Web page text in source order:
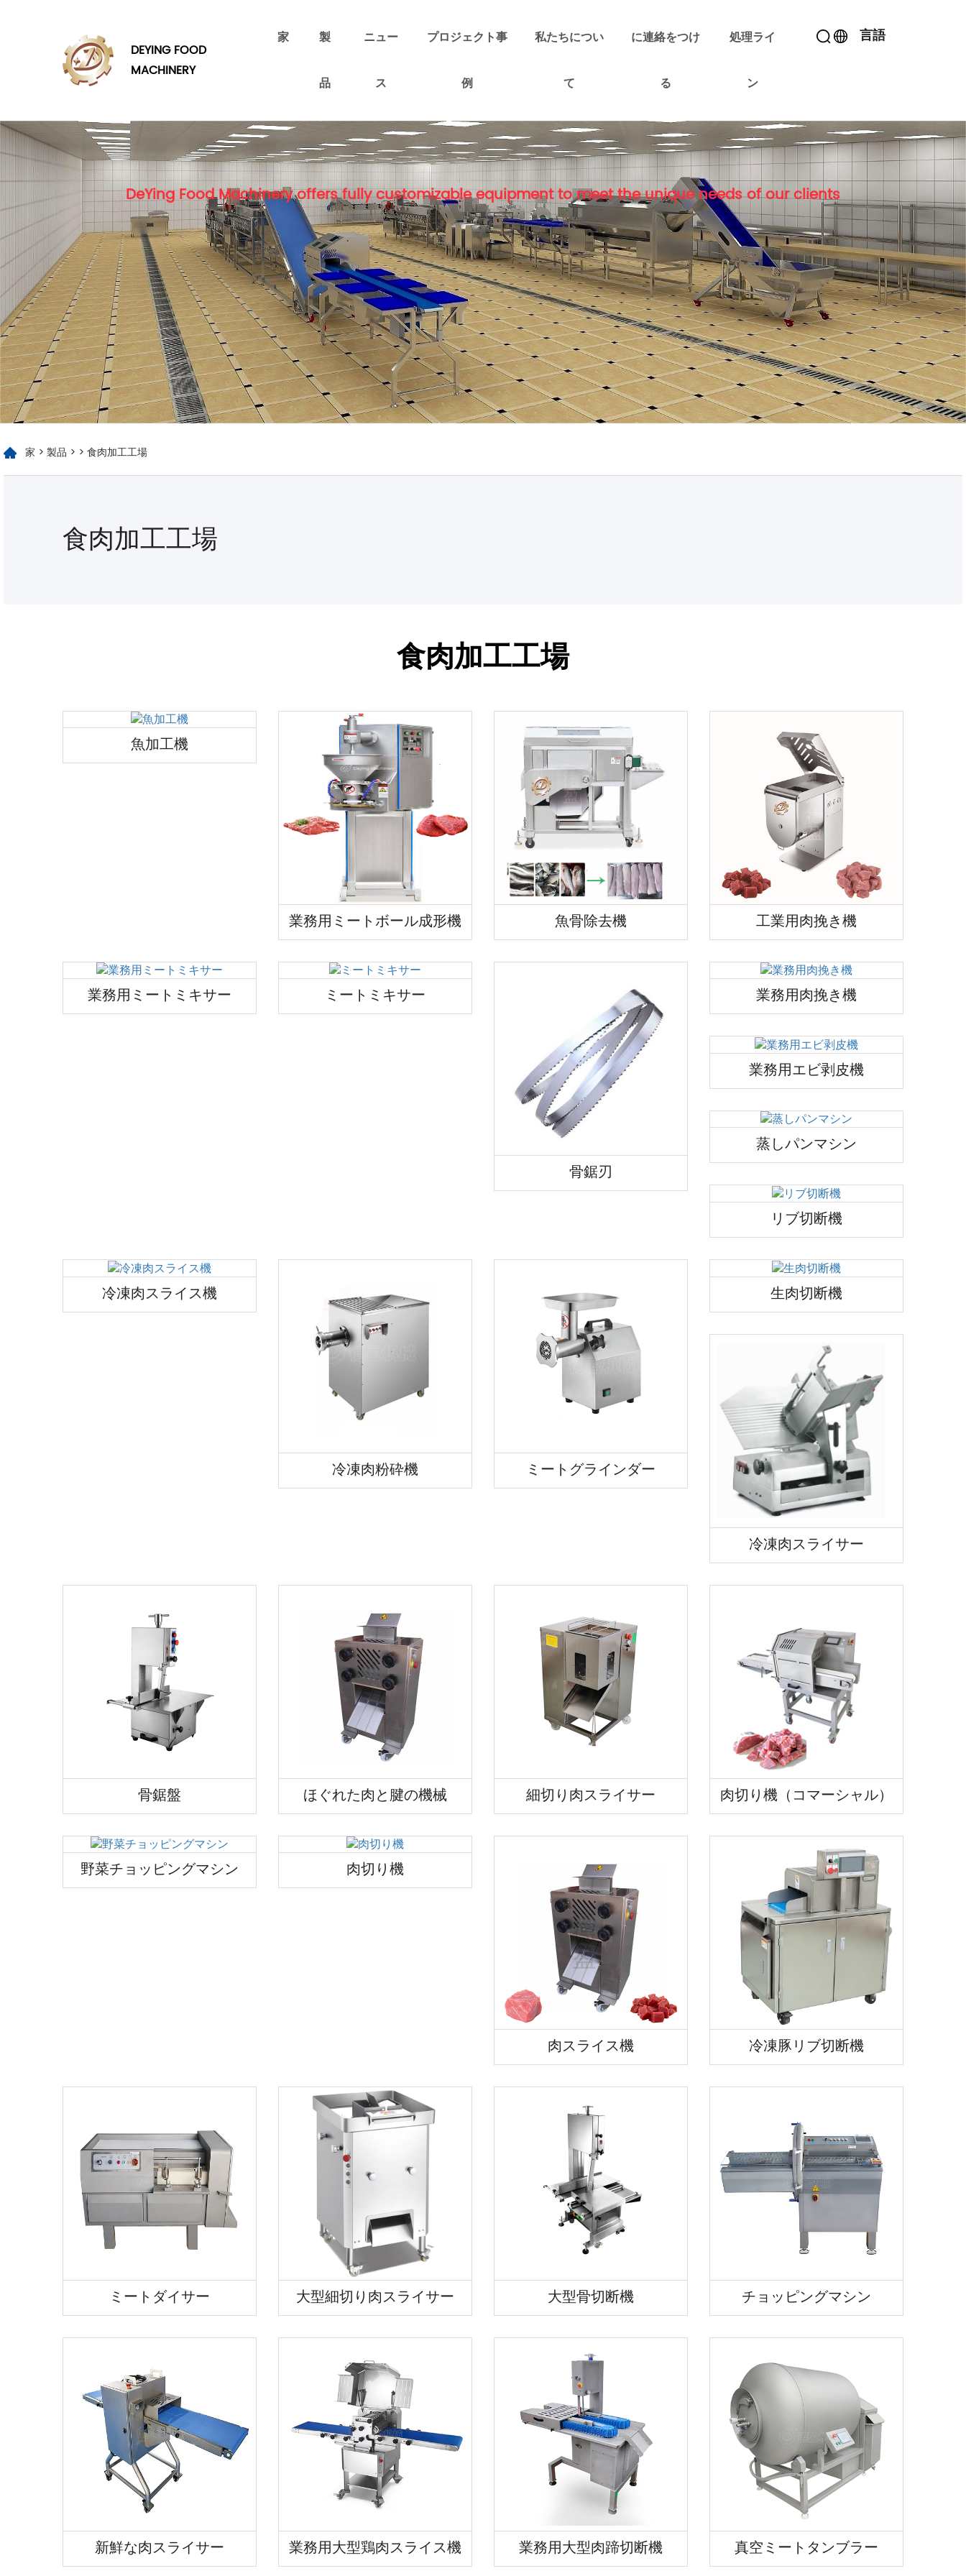
DEYING FOOD
MACHINERY
家 製
品
ニュー
ス
プロジェクト事
例
私たちについ
て
に連絡をつけ
る
処理ライ
ン
言語
DeYing Food Machinery offers fully customizable equipment to meet the unique needs of our clients
家 > 製品 > > 食肉加工工場
食肉加工工場
食肉加工工場
魚加工機
業務用ミートボール成形機 魚骨除去機 工業用肉挽き機
業務用ミートミキサー ミートミキサー
骨鋸刃
業務用肉挽き機
業務用エビ剥皮機
蒸しパンマシン
リブ切断機
冷凍肉スライス機
冷凍肉粉砕機 ミートグラインダー
生肉切断機
冷凍肉スライサー
骨鋸盤 ほぐれた肉と腱の機械 細切り肉スライサー 肉切り機（コマーシャル）
野菜チョッピングマシン 肉切り機
肉スライス機 冷凍豚リブ切断機
ミートダイサー 大型細切り肉スライサー 大型骨切断機 チョッピングマシン
新鮮な肉スライサー 業務用大型鶏肉スライス機 業務用大型肉蹄切断機 真空ミートタンブラー